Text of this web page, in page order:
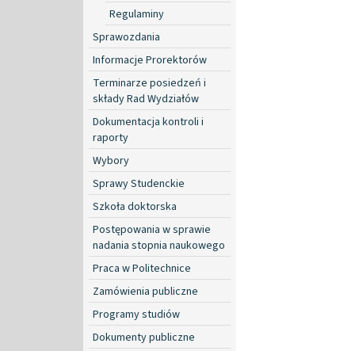
Regulaminy
Sprawozdania
Informacje Prorektorów
Terminarze posiedzeń i
składy Rad Wydziałów
Dokumentacja kontroli i
raporty
Wybory
Sprawy Studenckie
Szkoła doktorska
Postępowania w sprawie
nadania stopnia naukowego
Praca w Politechnice
Zamówienia publiczne
Programy studiów
Dokumenty publiczne